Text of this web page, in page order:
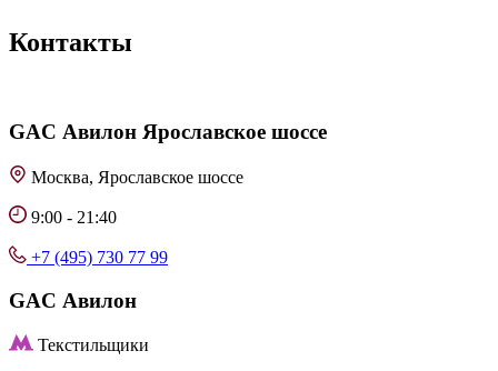
Контакты
GAC Авилон Ярославское шоссе
Москва, Ярославское шоссе
9:00 - 21:40
+7 (495) 730 77 99
GAC Авилон
Текстильщики